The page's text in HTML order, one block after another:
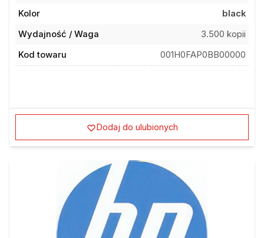
Kolor
black
Wydajność / Waga
3.500 kopii
Kod towaru
001H0FAP0BB00000
Dodaj do ulubionych